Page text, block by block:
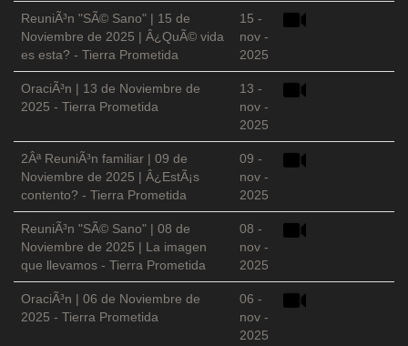
ReuniÃ³n "SÃ© Sano" | 15 de
Noviembre de 2025 | Â¿QuÃ© vida
es esta? - Tierra Prometida
15 -
nov -
2025
OraciÃ³n | 13 de Noviembre de
2025 - Tierra Prometida
13 -
nov -
2025
2Âª ReuniÃ³n familiar | 09 de
Noviembre de 2025 | Â¿EstÃ¡s
contento? - Tierra Prometida
09 -
nov -
2025
ReuniÃ³n "SÃ© Sano" | 08 de
Noviembre de 2025 | La imagen
que llevamos - Tierra Prometida
08 -
nov -
2025
OraciÃ³n | 06 de Noviembre de
2025 - Tierra Prometida
06 -
nov -
2025